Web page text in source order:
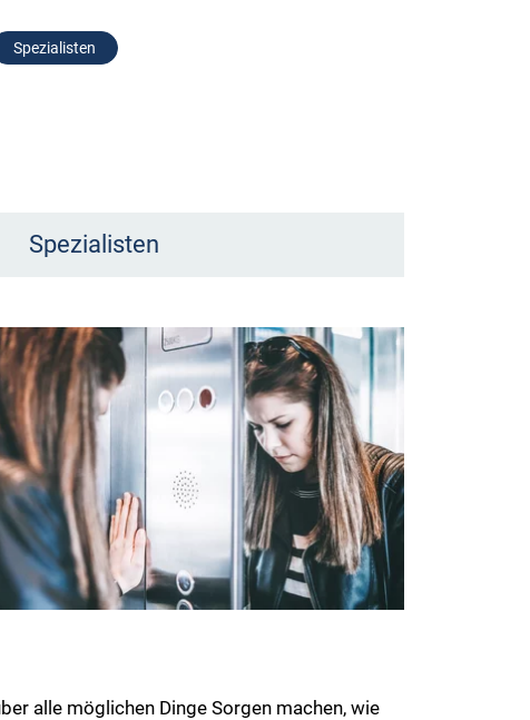
Spezialisten
Spezialisten
alle möglichen Dinge Sorgen machen, wie